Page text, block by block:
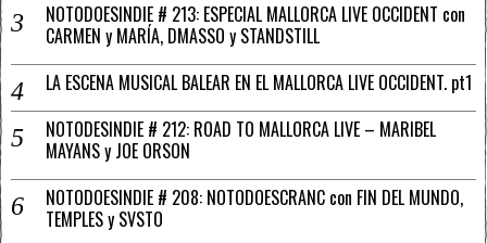
NOTODOESINDIE # 213: ESPECIAL MALLORCA LIVE OCCIDENT con
CARMEN y MARÍA, DMASSO y STANDSTILL
LA ESCENA MUSICAL BALEAR EN EL MALLORCA LIVE OCCIDENT. pt1
NOTODESINDIE # 212: ROAD TO MALLORCA LIVE – MARIBEL
MAYANS y JOE ORSON
NOTODOESINDIE # 208: NOTODOESCRANC con FIN DEL MUNDO,
TEMPLES y SVSTO